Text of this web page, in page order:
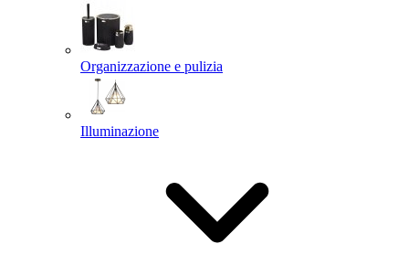
Organizzazione e pulizia
Illuminazione